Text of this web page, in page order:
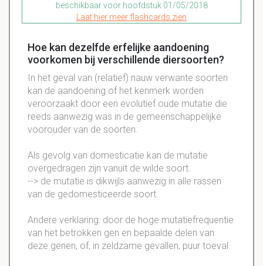
beschikbaar voor hoofdstuk 01/05/2018
Laat hier meer flashcards zien
Hoe kan dezelfde erfelijke aandoening
voorkomen bij verschillende diersoorten?
In het geval van (relatief) nauw verwante soorten
kan de aandoening of het kenmerk worden
veroorzaakt door een evolutief oude mutatie die
reeds aanwezig was in de gemeenschappelijke
voorouder van de soorten.
Als gevolg van domesticatie kan de mutatie
overgedragen zijn vanuit de wilde soort.
--> de mutatie is dikwijls aanwezig in alle rassen
van de gedomesticeerde soort.
Andere verklaring: door de hoge mutatiefrequentie
van het betrokken gen en bepaalde delen van
deze genen, of, in zeldzame gevallen, puur toeval